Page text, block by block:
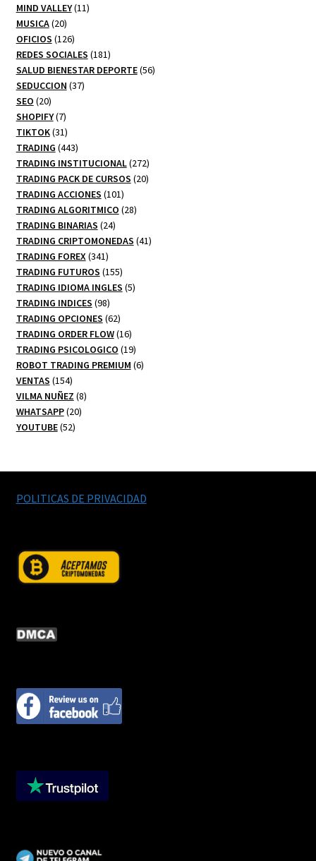
productos
MIND VALLEY 1111
MUSICA 2020
productos
OFICIOS 126126
productos
REDES SOCIALES 181181
productos
SALUD BIENESTAR DEPORTE 5656
SEDUCCION 3737
SEO 2020
productos
SHOPIFY 77
productos
TIKTOK 3131
productos
TRADING 443443
productos
TRADING INSTITUCIONAL 272272
productos
TRADING PACK DE CURSOS 2020
TRADING ACCIONES 101101
productos
TRADING ALGORITMICO 2828
TRADING BINARIAS 2424
productos
TRADING CRIPTOMONEDAS 4141
TRADING FOREX 341341
productos
TRADING FUTUROS 155155
productos
TRADING IDIOMA INGLES 55
TRADING INDICES 9898
productos
TRADING OPCIONES 6262
productos
TRADING ORDER FLOW 1616
productos
TRADING PSICOLOGICO 1919
productos
ROBOT TRADING PREMIUM 66
VENTAS 154154
productos
VILMA NUÑEZ 88
WHATSAPP 2020
YOUTUBE 5252
POLITICAS DE PRIVACIDAD